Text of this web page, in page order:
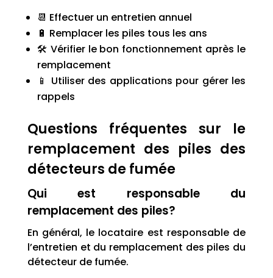
📆 Effectuer un entretien annuel
🔋 Remplacer les piles tous les ans
🛠️ Vérifier le bon fonctionnement après le
remplacement
📱 Utiliser des applications pour gérer les
rappels
Questions fréquentes sur le
remplacement des piles des
détecteurs de fumée
Qui est responsable du
remplacement des piles?
En général, le locataire est responsable de
l’entretien et du remplacement des piles du
détecteur de fumée.